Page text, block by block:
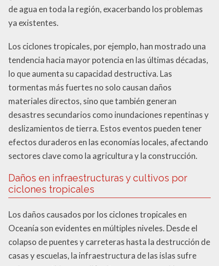
de agua en toda la región, exacerbando los problemas
ya existentes.
Los ciclones tropicales, por ejemplo, han mostrado una
tendencia hacia mayor potencia en las últimas décadas,
lo que aumenta su capacidad destructiva. Las
tormentas más fuertes no solo causan daños
materiales directos, sino que también generan
desastres secundarios como inundaciones repentinas y
deslizamientos de tierra. Estos eventos pueden tener
efectos duraderos en las economías locales, afectando
sectores clave como la agricultura y la construcción.
Daños en infraestructuras y cultivos por
ciclones tropicales
Los daños causados por los ciclones tropicales en
Oceanía son evidentes en múltiples niveles. Desde el
colapso de puentes y carreteras hasta la destrucción de
casas y escuelas, la infraestructura de las islas sufre